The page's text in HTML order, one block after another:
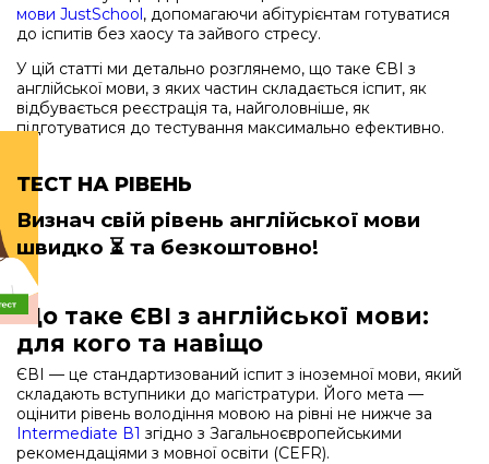
мови JustSchool, допомагаючи абітурієнтам готуватися
до іспитів без хаосу та зайвого стресу.
У цій статті ми детально розглянемо, що таке ЄВІ з
англійської мови, з яких частин складається іспит, як
відбувається реєстрація та, найголовніше, як
підготуватися до тестування максимально ефективно.
ТЕСТ НА РІВЕНЬ
Визнач свій рівень англійської мови
швидко ⏳ та безкоштовно!
Що таке ЄВІ з англійської мови:
для кого та навіщо
ЄВІ — це стандартизований іспит з іноземної мови, який
складають вступники до магістратури. Його мета —
оцінити рівень володіння мовою на рівні не нижче за
Intermediate В1 згідно з Загальноєвропейськими
рекомендаціями з мовної освіти (CEFR).